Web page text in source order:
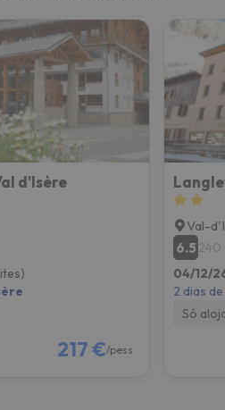
d'Isère
217 €/pess.
Val-
6.5 240
04/12/
2 dias
Só